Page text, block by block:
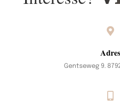
Adres
Gentseweg 9.